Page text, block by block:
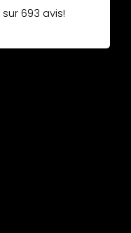
sur693 avis!